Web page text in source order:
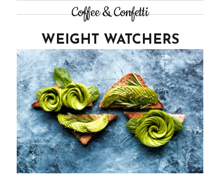
Coffee & Confetti
WEIGHT WATCHERS